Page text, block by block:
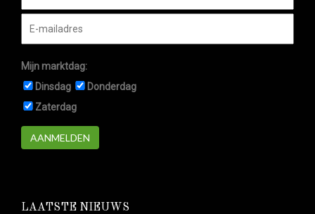
Mijn marktdag:
Dinsdag
Donderdag
Zaterdag
AANMELDEN
LAATSTE NIEUWS